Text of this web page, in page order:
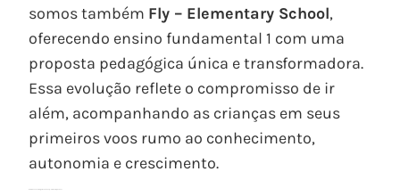
somos também Fly – Elementary School,
oferecendo ensino fundamental 1 com uma
proposta pedagógica única e transformadora.
Essa evolução reflete o compromisso de ir
além, acompanhando as crianças em seus
primeiros voos rumo ao conhecimento,
autonomia e crescimento.